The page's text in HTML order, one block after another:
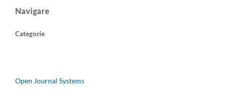
Navigare
Categorie
Open Journal Systems